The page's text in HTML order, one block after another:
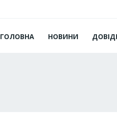
ГОЛОВНА НОВИНИ